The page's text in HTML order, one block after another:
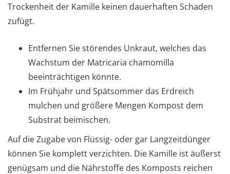
Trockenheit der Kamille keinen dauerhaften Schaden
zufügt.
Entfernen Sie störendes Unkraut, welches das
Wachstum der Matricaria chamomilla
beeinträchtigen könnte.
Im Frühjahr und Spätsommer das Erdreich
mulchen und größere Mengen Kompost dem
Substrat beimischen.
Auf die Zugabe von Flüssig- oder gar Langzeitdünger
können Sie komplett verzichten. Die Kamille ist äußerst
genügsam und die Nährstoffe des Komposts reichen